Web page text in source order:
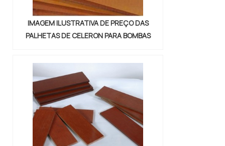
IMAGEM ILUSTRATIVA DE PREÇO DAS
PALHETAS DE CELERON PARA BOMBAS